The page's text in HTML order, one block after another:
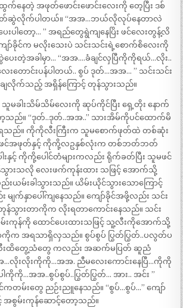
ြူထွက်နေတဲ့ အဖုတ်ဖောင်းဖောင်းလေးကို တေ့ပြီး ဒစ်
ပွတ်ဆွဲလိုက်ပါတယ်။ “အအ…ဘယ်လိုလုပ်နေတာလဲ
ပါတော့… ” အရည်တွေရွဲကျနေပြိး ဖင်လေးတွန့်လိ
ျော်ခိုင်က မလိုးသေးပဲ သင်းသင်းရဲ့စောက်စိလေးကို
ေးတဲ့အခါမှာ… “အအ….ခံချင်လှပြီကိုကိုရယ်…လိုး..
ေးတောင်းပန်ပါတယ်.. စွပ် ဒုတ်…အအ… ” သင်းသင်း
ချလိုက်သည့် အရှိန်ကြောင့် တုန်သွားသည်။
ခါးသိမ်သိမ်လေးကို ဆုပ်ကိုင်ပြီး ရှေ့တိုး နောက်
သည်။ “ဒုတ်..ဒုတ်..အအ..” သားအိမ်ကိုပင်ထောက်မိ
ရသည်။ ကိုကိုလီးကြီးက သူမစောက်ဖုတ်ထဲ တစ်ဆုံး
မဖင်အဖုတ်နှင့် ကိုကို့လဥနှစ်လုံးက တစ်ဘတ်ဘတ်
နှင့် ကိုကို့ပေါင်တံများကလည်း ရိုက်ခတ်ပြီး သူမဖင်
ားသလို လေးဖက်ကုန်းထား သဖြင့် အောက်သို့
ည်းယမ်းခါသွားသည်။ ယိမ်းယိုင်သွားသောကြောင့်
ျက်နှာပေါ်ကျနေသည်။ ကျော်ခိုင်အဖို့လည်း သင်း
န်သွားတာကိုက လိုးရတာကောင်းနေသည်။ သင်း
းကုန်ကို ထောင်ပေးထားသဖြင့် သူ့လီးကိုအောက်သို့
ာကိုက အရသာရှိလှသည်။ စွပ်စွပ် ပြွတ်ပြွတ်..ပလွတ်ပ
းထိတွေ့သံတွေ ကလည်း အဆက်မပြတ် ဆူညံ
…လိုးလိုးကိုကို…အအ. ညီမလေးကောင်းနေပြီ…ကိုကို
ါကိုကို…အအ..စွပ်စွပ်..ပြွတ်ပြွတ်… အား.. အင်း ”
ကတမ်းတွေ ညဉ်းညူနေသည်။ “စွပ်…စွပ်…” ကျော်
င့် အစွမ်းကုန်ဆောင့်တော့သည်။